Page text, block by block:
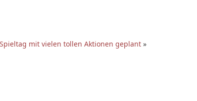
mit vielen tollen Aktionen geplant »